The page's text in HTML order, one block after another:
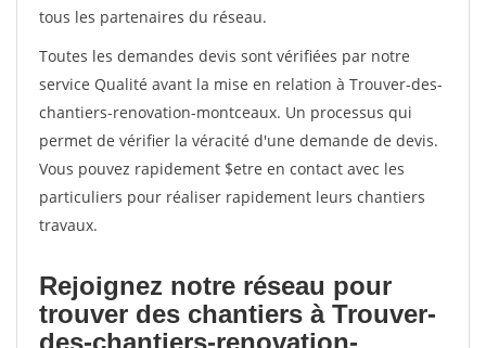
tous les partenaires du réseau.
Toutes les demandes devis sont vérifiées par notre
service Qualité avant la mise en relation à Trouver-des-
chantiers-renovation-montceaux. Un processus qui
permet de vérifier la véracité d'une demande de devis.
Vous pouvez rapidement $etre en contact avec les
particuliers pour réaliser rapidement leurs chantiers
travaux.
Rejoignez notre réseau pour
trouver des chantiers à Trouver-
des-chantiers-renovation-